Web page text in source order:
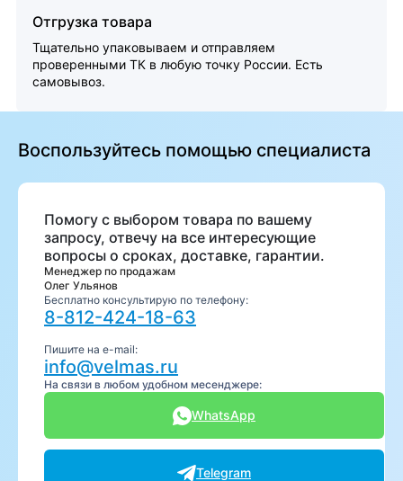
Отгрузка товара
Тщательно упаковываем и отправляем
проверенными ТК в любую точку России. Есть
самовывоз.
Воспользуйтесь помощью специалиста
Помогу с выбором товара по вашему
запросу, отвечу на все интересующие
вопросы о сроках, доставке, гарантии.
Менеджер по продажам
Олег Ульянов
Бесплатно консультирую по телефону:
8-812-424-18-63
Пишите на e-mail:
info@velmas.ru
На связи в любом удобном месенджере:
WhatsApp
Telegram